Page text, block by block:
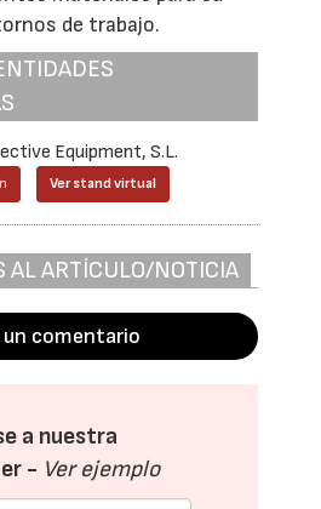
de trabajo.
Equipment, S.L.
Ver stand virtual
AL ARTÍCULO/NOTICIA
un comentario
a nuestra
- Ver ejemplo